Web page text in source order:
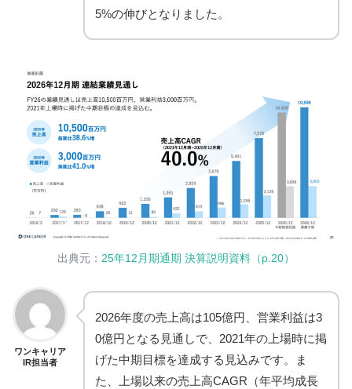
5%の伸びとなりました。
出典元： 25年12月期通期 決算説明資料（p.20）
ワンキャリア
IR担当者
2026年度の売上高は105億円、営業利益は3
0億円となる見通しで、2021年の上場時に掲
げた中期目標を達成する見込みです。ま
た、上場以来の売上高CAGR（年平均成長